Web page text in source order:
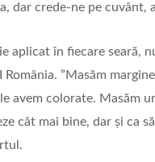
dar crede-ne pe cuvânt,
aplicat în fiecare seară,
”Masăm
avem colorate. Masăm
cât mai bine, dar și ca